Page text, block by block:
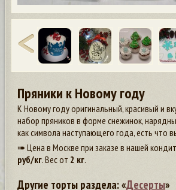
Пряники к Новому году
К Новому году оригинальный, красивый и
набор пряников в форме снежинок,
как символа наступающего года, есть что
➠ Цена в Москве при заказе в нашей
руб/кг. Вес от 2 кг.
Другие торты раздела: «Десерты»